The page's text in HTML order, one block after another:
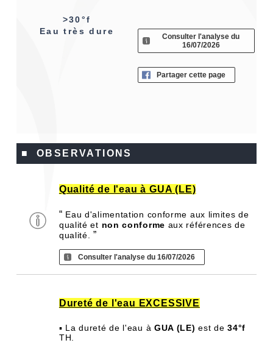
>30°f
Eau très dure
Consulter l'analyse du
16/07/2026
Partager cette page
■ OBSERVATIONS
Qualité de l'eau à GUA (LE)
“ Eau d'alimentation conforme aux limites de
qualité et non conforme aux références de
qualité.”
Consulter l'analyse du 16/07/2026
Dureté de l'eau EXCESSIVE
▪ La dureté de l'eau à GUA (LE) est de34°f
TH.